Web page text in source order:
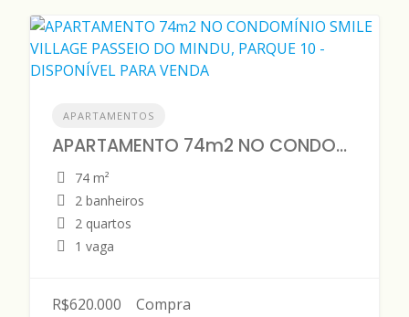
APARTAMENTOS
APARTAMENTO 74m2 NO CONDOMÍNIO SMILE VILLAGE PASSEIO DO MINDU, PARQUE 10 - DISPONÍVEL PARA VENDA
74 m²
2 banheiros
2 quartos
1 vaga
R$620.000 Compra